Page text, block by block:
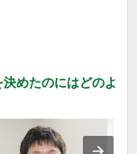
めたのにはどのよ